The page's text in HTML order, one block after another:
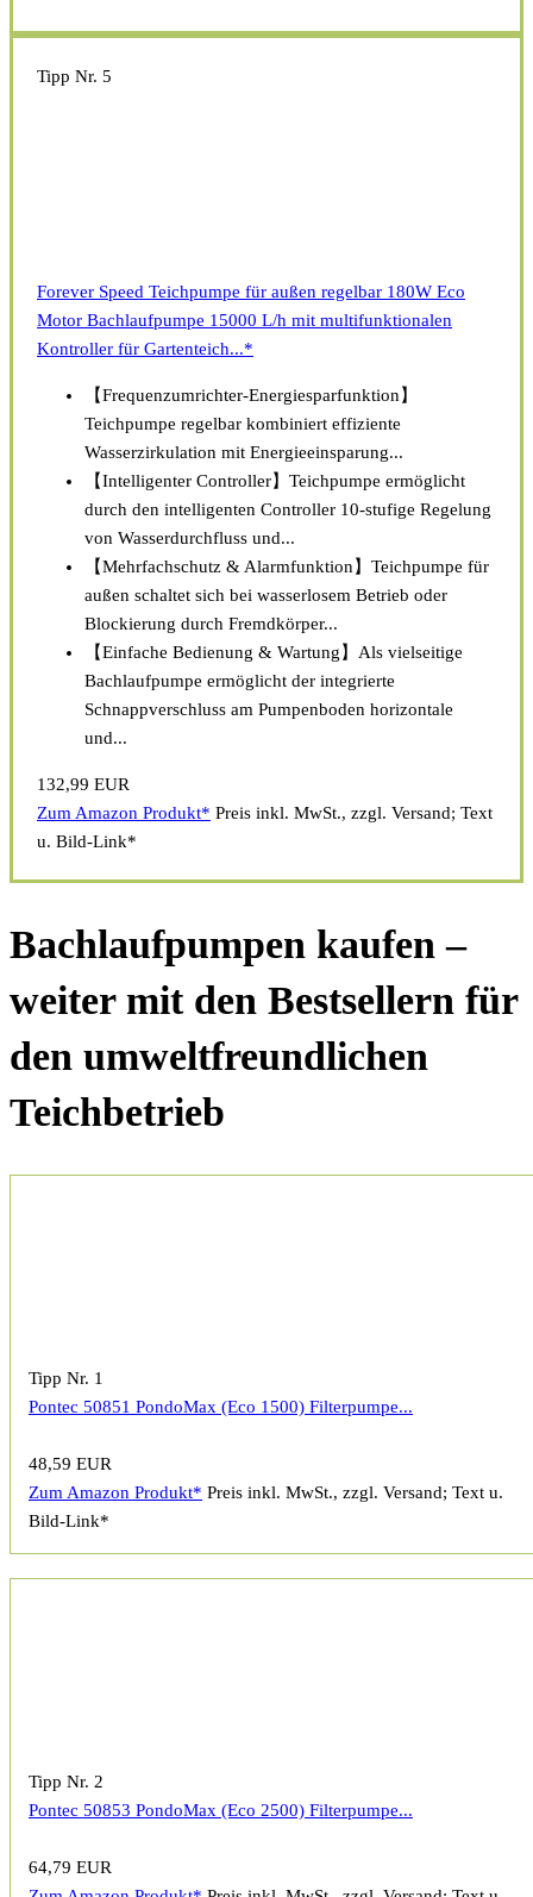
Tipp Nr. 5
Forever Speed Teichpumpe für außen regelbar 180W Eco
Motor Bachlaufpumpe 15000 L/h mit multifunktionalen
Kontroller für Gartenteich...*
【Frequenzumrichter-Energiesparfunktion】
Teichpumpe regelbar kombiniert effiziente
Wasserzirkulation mit Energieeinsparung...
【Intelligenter Controller】Teichpumpe ermöglicht
durch den intelligenten Controller 10-stufige Regelung
von Wasserdurchfluss und...
【Mehrfachschutz & Alarmfunktion】Teichpumpe für
außen schaltet sich bei wasserlosem Betrieb oder
Blockierung durch Fremdkörper...
【Einfache Bedienung & Wartung】Als vielseitige
Bachlaufpumpe ermöglicht der integrierte
Schnappverschluss am Pumpenboden horizontale
und...
132,99 EUR
Zum Amazon Produkt* Preis inkl. MwSt., zzgl. Versand; Text
u. Bild-Link*
Bachlaufpumpen kaufen –
weiter mit den Bestsellern für
den umweltfreundlichen
Teichbetrieb
Tipp Nr. 1
Pontec 50851 PondoMax (Eco 1500) Filterpumpe...
48,59 EUR
Zum Amazon Produkt* Preis inkl. MwSt., zzgl. Versand; Text u.
Bild-Link*
Tipp Nr. 2
Pontec 50853 PondoMax (Eco 2500) Filterpumpe...
64,79 EUR